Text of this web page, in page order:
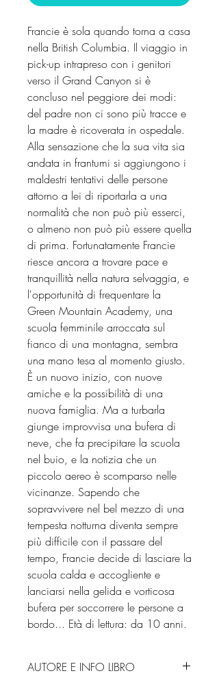
Francie è sola quando torna a casa
nella British Columbia. Il viaggio in
pick-up intrapreso con i genitori
verso il Grand Canyon si è
concluso nel peggiore dei modi:
del padre non ci sono più tracce e
la madre è ricoverata in ospedale.
Alla sensazione che la sua vita sia
andata in frantumi si aggiungono i
maldestri tentativi delle persone
attorno a lei di riportarla a una
normalità che non può più esserci,
o almeno non può più essere quella
di prima. Fortunatamente Francie
riesce ancora a trovare pace e
tranquillità nella natura selvaggia, e
l'opportunità di frequentare la
Green Mountain Academy, una
scuola femminile arroccata sul
fianco di una montagna, sembra
una mano tesa al momento giusto.
È un nuovo inizio, con nuove
amiche e la possibilità di una
nuova famiglia. Ma a turbarla
giunge improvvisa una bufera di
neve, che fa precipitare la scuola
nel buio, e la notizia che un
piccolo aereo è scomparso nelle
vicinanze. Sapendo che
sopravvivere nel bel mezzo di una
tempesta notturna diventa sempre
più difficile con il passare del
tempo, Francie decide di lasciare la
scuola calda e accogliente e
lanciarsi nella gelida e vorticosa
bufera per soccorrere le persone a
bordo... Età di lettura: da 10 anni.
AUTORE E INFO LIBRO